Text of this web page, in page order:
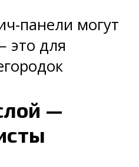
панели могут
это для
—